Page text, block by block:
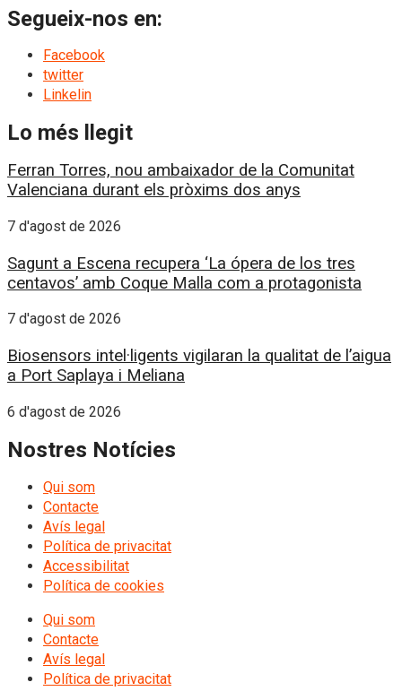
Segueix-nos en:
Facebook
twitter
Linkelin
Lo més llegit
Ferran Torres, nou ambaixador de la Comunitat
Valenciana durant els pròxims dos anys
7 d'agost de 2026
Sagunt a Escena recupera ‘La ópera de los tres
centavos’ amb Coque Malla com a protagonista
7 d'agost de 2026
Biosensors intel·ligents vigilaran la qualitat de l’aigua
a Port Saplaya i Meliana
6 d'agost de 2026
Nostres Notícies
Qui som
Contacte
Avís legal
Política de privacitat
Accessibilitat
Política de cookies
Qui som
Contacte
Avís legal
Política de privacitat